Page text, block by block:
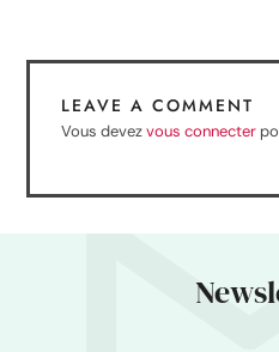
LEAVE A COMMENT
Vous devezvous connecter